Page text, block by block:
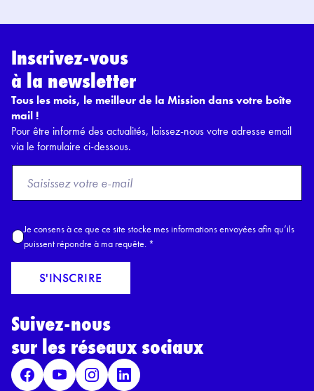
Inscrivez-vous
à la newsletter
Tous les mois, le meilleur de la Mission dans votre boîte
mail !
Pour être informé des actualités, laissez-nous votre adresse email
via le formulaire ci-dessous.
o
E
a
l
A
c
c
R
P
D
*
Je consens à ce que ce site stocke mes informations envoyées afin qu’ils
puissent répondre à ma requête. *
S'INSCRIRE
Suivez-nous
sur les réseaux sociaux